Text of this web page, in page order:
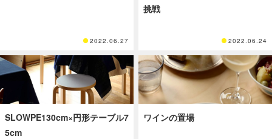
2022.06.27
挑戦
2022.06.24
SLOWPE130cm×円形テーブル7
5cm
ワインの置場